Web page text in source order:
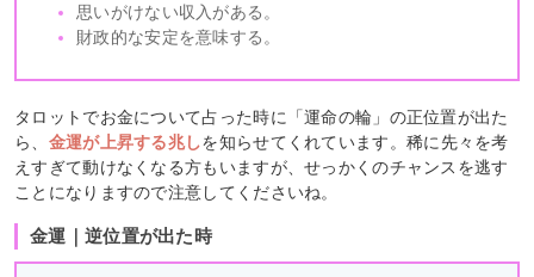
思いがけない収入がある。
財政的な安定を意味する。
タロットでお金について占った時に「運命の輪」の正位置が出た
ら、 金運が上昇する兆しを知らせてくれています。稀に先々を考
えすぎて動けなくなる方もいますが、せっかくのチャンスを逃す
ことになりますので注意してくださいね。
金運｜逆位置が出た時